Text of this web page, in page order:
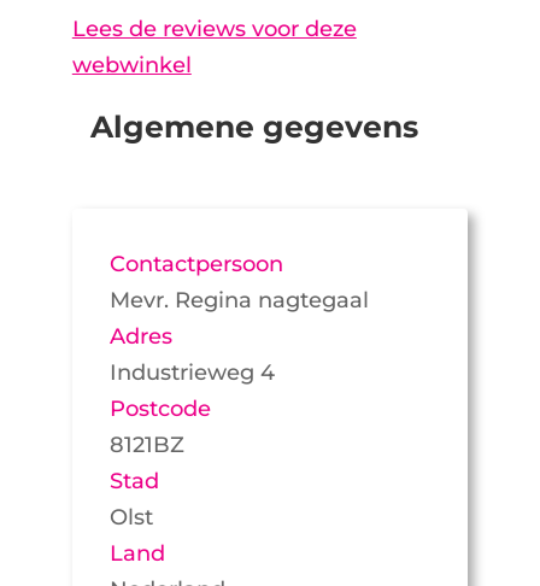
Lees de reviews voor deze
webwinkel
Algemene gegevens
Contactpersoon
Mevr. Regina nagtegaal
Adres
Industrieweg 4
Postcode
8121BZ
Stad
Olst
Land